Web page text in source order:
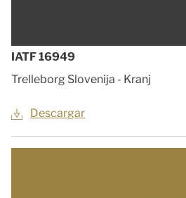
IATF 16949
Trelleborg Slovenija - Kranj
Descargar